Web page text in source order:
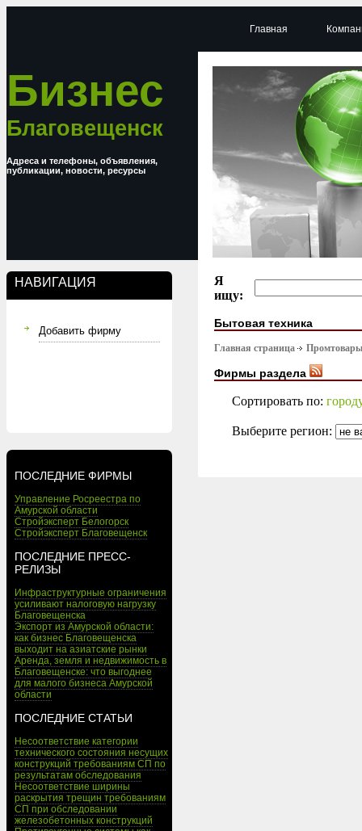
Бизнес
Благовещенск
Адреса и телефоны, объявления,
публикации, новости, ресурсы
НАВИГАЦИЯ
Добавить фирму
ПОСЛЕДНИЕ ФИРМЫ
Управление Росреестра по
Амурской области
Стройэксперт Белогорск
Стройэксперт Благовещенск
ПОСЛЕДНИЕ ПРЕСС-
РЕЛИЗЫ
Инфраструктурные ограничения
усиливают налоговую нагрузку
Благовещенска
Экспорт из Амурской области:
как бизнес Благовещенска
выходит на азиатские рынки
Аренда, земля и недвижимость в
Благовещенске: что выгоднее
для малого бизнеса Амурской
области
ПОСЛЕДНИЕ СТАТЬИ
Несоответствие категории
технического состояния несущих
конструкций требованиям СП по
результатам обследования
Несоответствие ширины
раскрытия трещин требованиям
СП при обследовании
железобетонных конструкций
Главная
Я
ищу:
Бытовая техника
Главная страница Промтовары
Фирмы раздела
Сортировать по:
Выберите регион: